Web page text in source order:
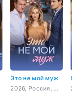
Это не мой муж
2026, Россия, мелодрама